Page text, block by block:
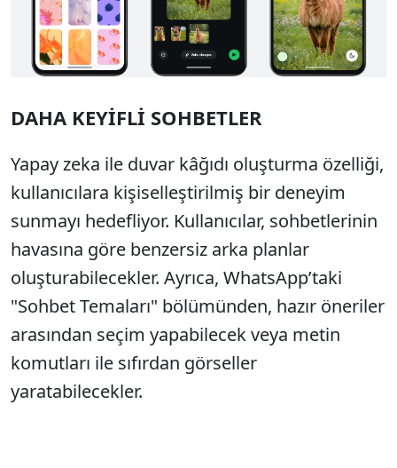
DAHA KEYİFLİ SOHBETLER
Yapay zeka ile duvar kâğıdı oluşturma özelliği,
kullanıcılara kişiselleştirilmiş bir deneyim
sunmayı hedefliyor. Kullanıcılar, sohbetlerinin
havasına göre benzersiz arka planlar
oluşturabilecekler. Ayrıca, WhatsApp’taki
"Sohbet Temaları" bölümünden, hazır öneriler
arasından seçim yapabilecek veya metin
komutları ile sıfırdan görseller
yaratabilecekler.